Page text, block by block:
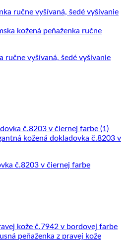
ručne vyšívaná, šedé vyšívanie
č.8203 v čiernej farbe